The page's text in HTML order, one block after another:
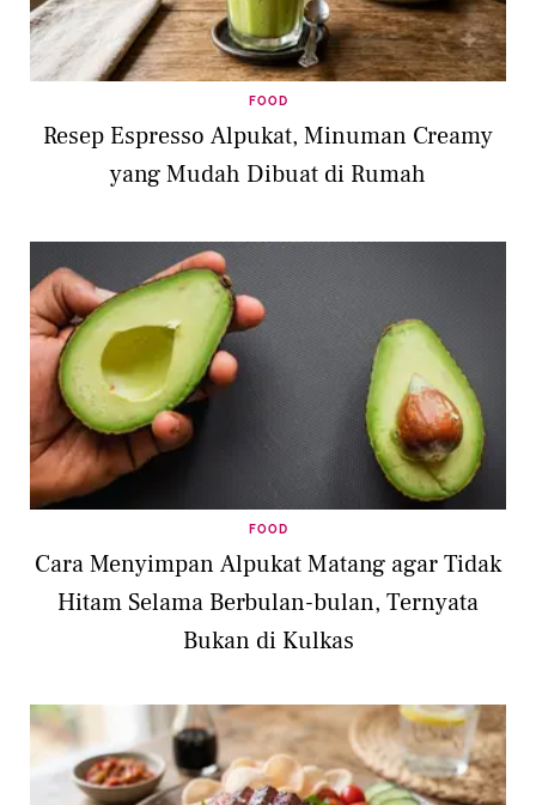
FOOD
Resep Espresso Alpukat, Minuman Creamy
yang Mudah Dibuat di Rumah
FOOD
Cara Menyimpan Alpukat Matang agar Tidak
Hitam Selama Berbulan-bulan, Ternyata
Bukan di Kulkas